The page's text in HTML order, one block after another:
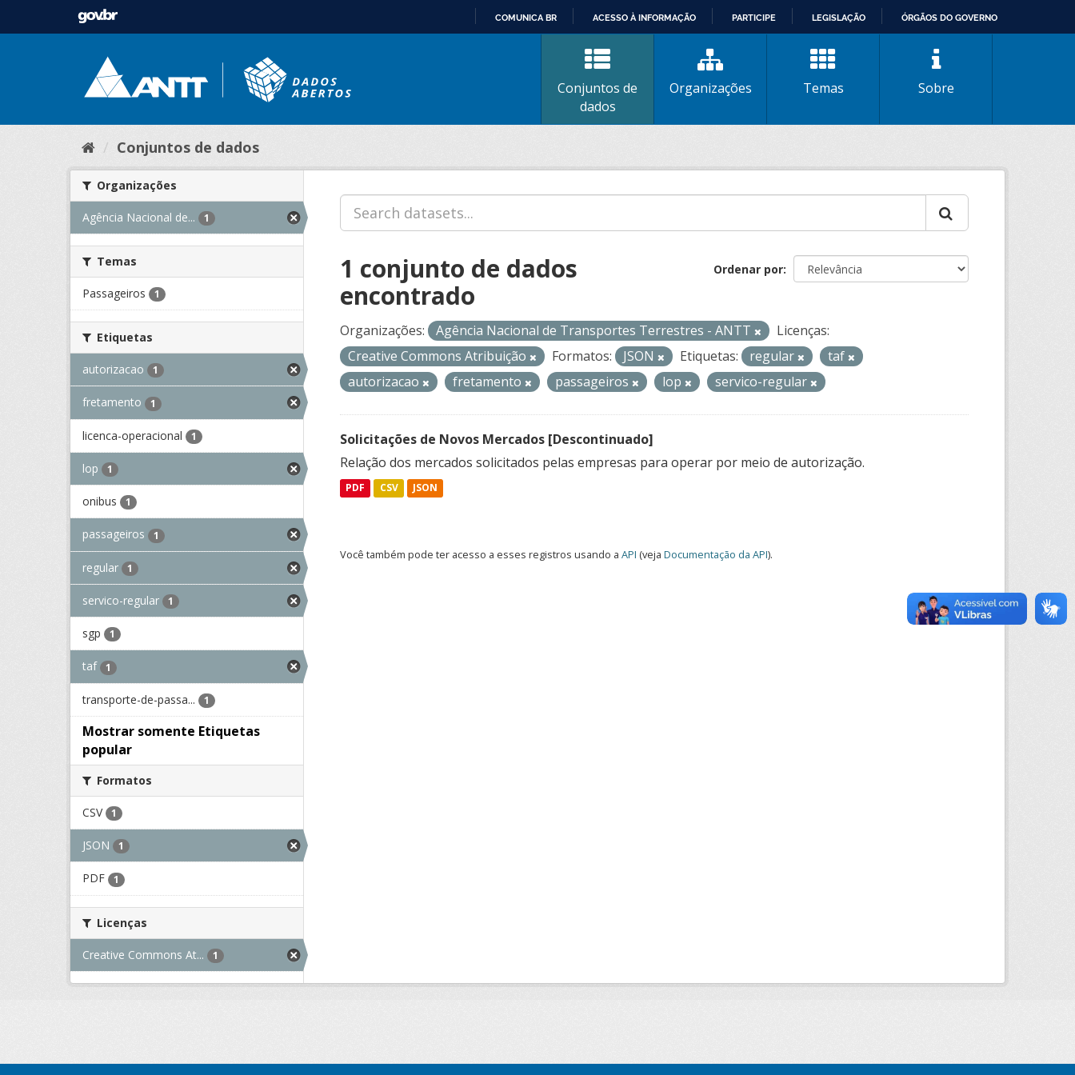
CONTEÚDO
COMUNICA BR ACESSO À INFORMAÇÃO PARTICIPE LEGISLAÇÃO ÓRGÃOS DO GOVERNO
Conjuntos de
dados
Organizações Temas Sobre
Conjuntos de dados
Organizações
Agência Nacional de... 1
Temas
Passageiros 1
Etiquetas
autorizacao 1
fretamento 1
licenca-operacional 1
lop 1
onibus 1
passageiros 1
regular 1
servico-regular 1
sgp 1
taf 1
transporte-de-passa... 1
Mostrar somente Etiquetas
popular
Formatos
CSV 1
JSON 1
PDF 1
Licenças
Creative Commons At... 1
Ordenar por
1 conjunto de dados
encontrado
Organizações: Agência Nacional de Transportes Terrestres - ANTT
Licenças:
Creative Commons Atribuição
Formatos: JSON Etiquetas: regular
taf
autorizacao
fretamento passageiros lop servico-regular
Solicitações de Novos Mercados [Descontinuado]
Relação dos mercados solicitados pelas empresas para operar por meio de autorização.
PDF CSV JSON
Você também pode ter acesso a esses registros usando a API (veja Documentação da API).